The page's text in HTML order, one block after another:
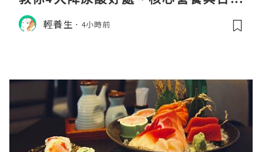
飲食調理秘訣
輕養生 4小時前